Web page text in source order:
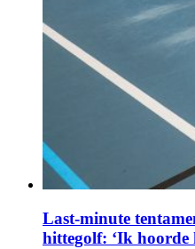
Last-minute
hittegolf: ‘Ik hoorde